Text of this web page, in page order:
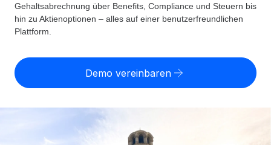
Employer of Record
Weltweites Wachstum ohne Kosten für Niederlassungen
Contractor of Record
Rechtssichere, weltweite Arbeit mit Freelancer:innen
Globales Onboarding und Verwalten von
Country Explorer
Länderspezifische Unterstützung bei der Einstellung
Einfache Einstellung in allen US-Bundesstaaten
WACHSTUMSPHASE
TOOLS UND RECHNER
Scheinselbstständigkeitsrisiko berechnen
Personalkostenrechner
Gesamtbeschäftigungskosten
Honorarzahlungen berechnen
Preise
Gehaltsabrechnung über Benefits, Compliance und Steuern bis
hin zu Aktienoptionen – alles auf einer benutzerfreundlichen
Plattform.
Demo vereinbaren